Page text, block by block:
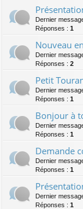
Dernier
Réponses : 1
Nouveau
Dernier
Réponses : 2
Petit
Dernier
Réponses : 1
Bonjour à
Dernier
Réponses : 1
Demande
Dernier
Réponses : 1
Dernier
Réponses : 1